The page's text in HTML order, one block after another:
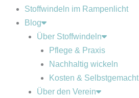
Stoffwindeln im Rampenlicht
Blog
Über Stoffwindeln
Pflege & Praxis
Nachhaltig wickeln
Kosten & Selbstgemacht
Über den Verein